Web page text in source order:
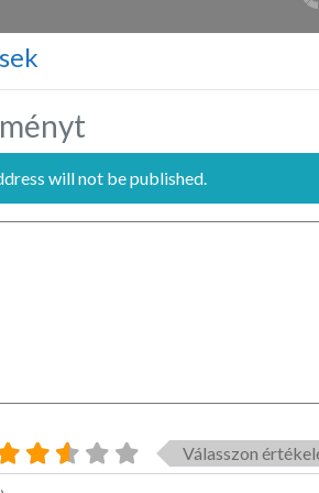
will not be published.
Válasszon